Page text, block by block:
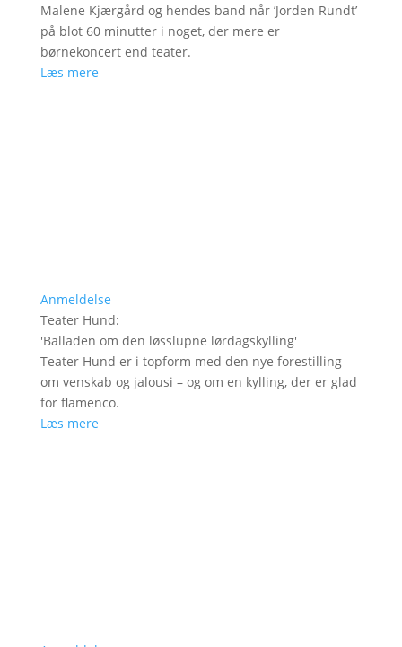
Malene Kjærgård og hendes band når ’Jorden Rundt’
på blot 60 minutter i noget, der mere er
børnekoncert end teater.
Læs mere
Anmeldelse
Teater Hund:
'Balladen om den løsslupne lørdagskylling'
Teater Hund er i topform med den nye forestilling
om venskab og jalousi – og om en kylling, der er glad
for flamenco.
Læs mere